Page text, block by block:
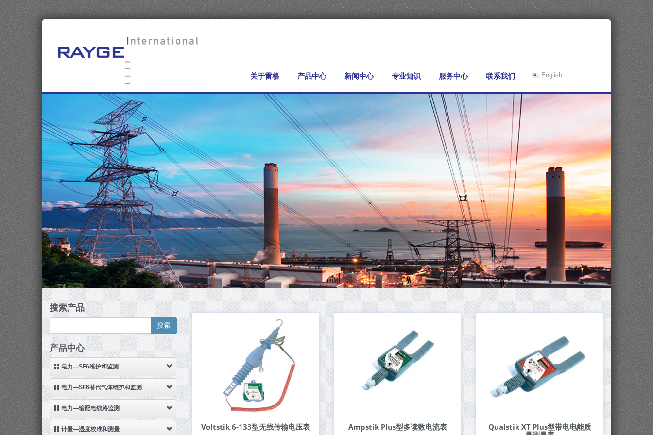
关于雷格 产品中心 新闻中心 专业知识 服务中心 联系我们 English
搜索产品
搜索
产品中心
电力—SF6维护和监测
电力—SF6替代气体维护和监测
电力—输配电线路监测
计量—湿度校准和测量 Voltstik 6-133型无线传输电压表 Ampstik Plus型多读数电流表 Qualstik XT Plus型带电电能质